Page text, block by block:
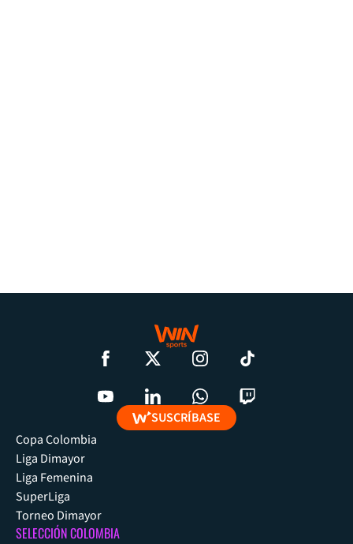
SUSCRÍBASE
Copa Colombia
Liga Dimayor
Liga Femenina
SuperLiga
Torneo Dimayor
SELECCIÓN COLOMBIA